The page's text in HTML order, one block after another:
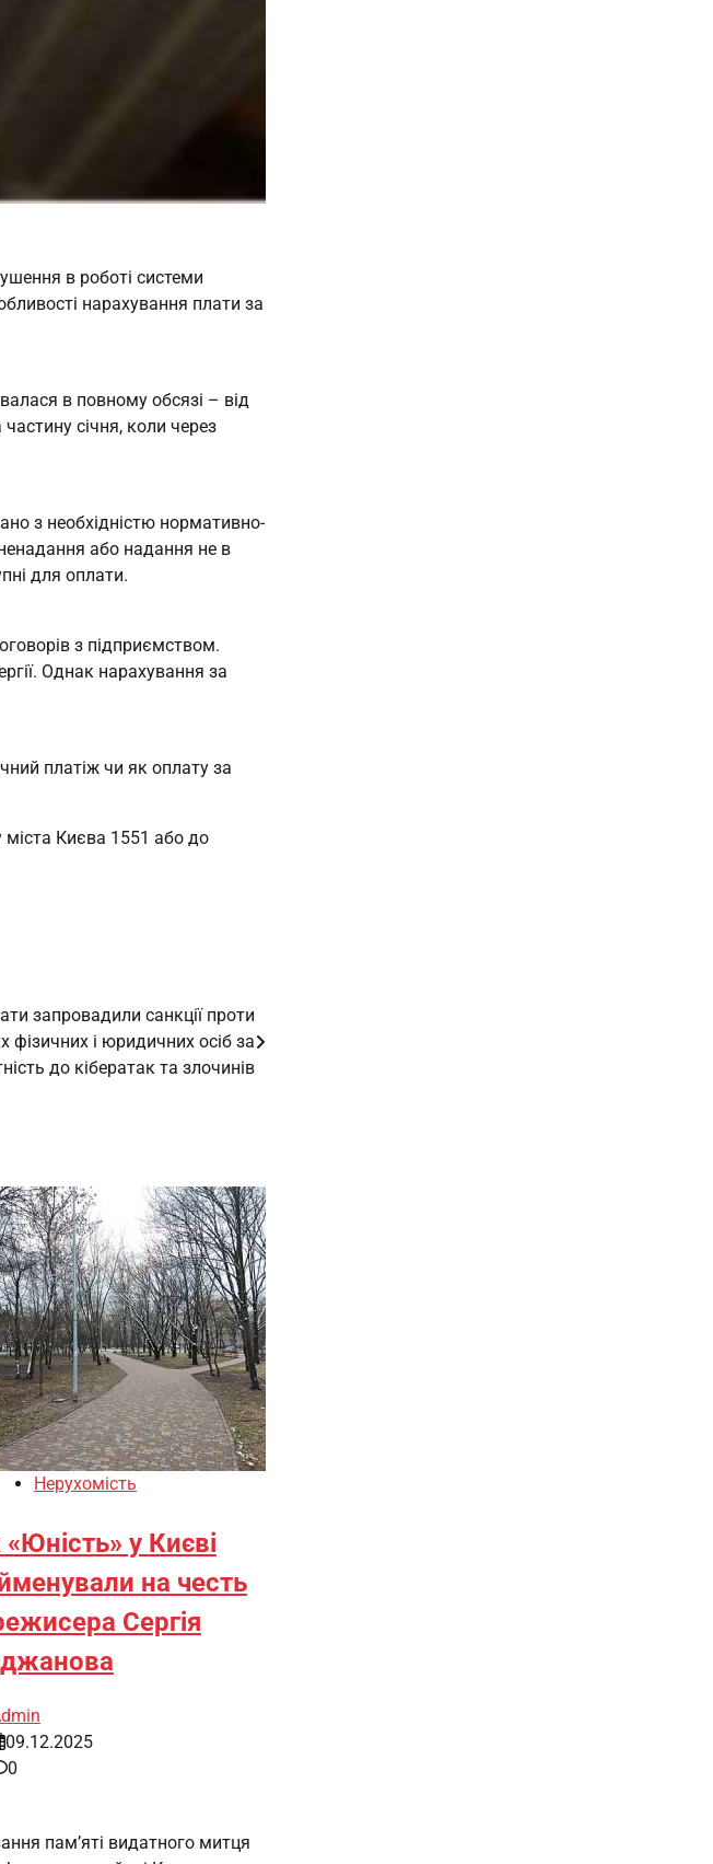
в роботі системи
нарахування плати за
в повному обсязі – від
січня, коли через
з необхідністю нормативно-
або надання не в
для оплати.
з підприємством.
Однак нарахування за
платіж чи як оплату за
Києва 1551 або до
запровадили санкції проти
фізичних і юридичних осіб за
до кібератак та злочинів
Нерухомість
у Києві
на честь
Сергія
09.12.2025
0
пам’яті видатного митця